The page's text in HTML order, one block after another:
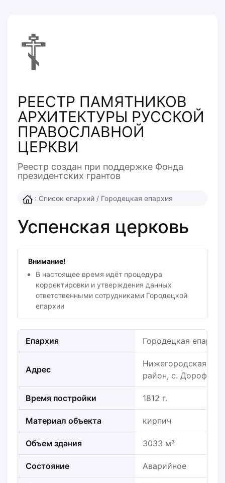
☦
РЕЕСТР ПАМЯТНИКОВ
АРХИТЕКТУРЫ РУССКОЙ
ПРАВОСЛАВНОЙ
ЦЕРКВИ
Реестр создан при поддержке Фонда
президентcких грантов
: Список епархий / Городецкая епархия
Успенская церковь
Внимание!
В настоящее время идёт процедура
корректировки и утверждения данных
ответственными сотрудниками Городецкой
епархии
Епархия Городецкая епархия
Адрес
Нижегородская
район, с.
Время постройки 1812 г.
Материал объекта кирпич
Объем здания 3033 м³
Состояние Аварийное